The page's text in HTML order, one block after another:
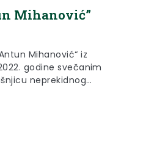
Mihanović”
Mihanović“ iz
godine svečanim
neprekidnog